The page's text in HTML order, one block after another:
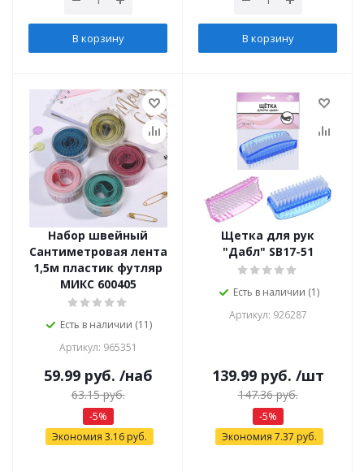
В корзину В корзину
Набор швейный
Сантиметровая лента
1,5м пластик футляр
МИКС 600405
Есть в наличии (11)
Артикул: 965351
59.99руб. /наб
63.15руб.
-5%
Экономия 3.16руб.
Щетка для рук
"Дабл" SB17-51
Есть в наличии (1)
Артикул: 926287
139.99руб. /шт
147.36руб.
-5%
Экономия 7.37 руб.